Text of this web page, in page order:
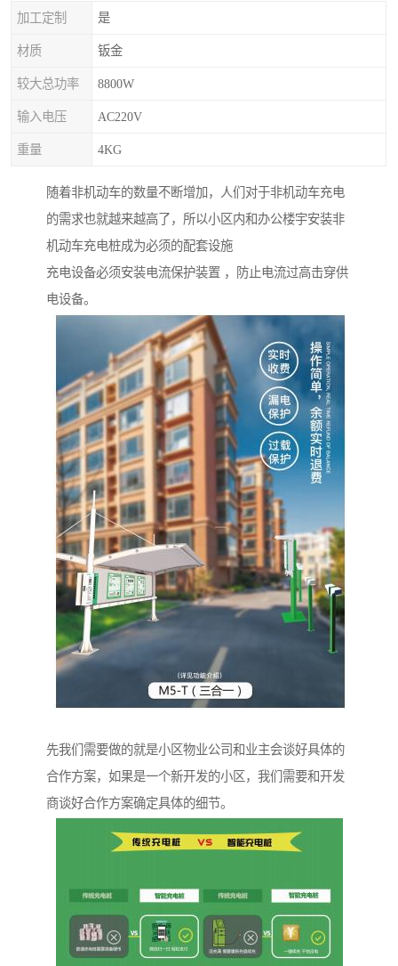
加工定制 是
材质 钣金
较大总功率 8800W
输入电压 AC220V
重量 4KG
随着非机动车的数量不断增加，人们对于非机动车充电
的需求也就越来越高了，所以小区内和办公楼宇安装非
机动车充电桩成为必须的配套设施
充电设备必须安装电流保护装置 ，防止电流过高击穿供
电设备。
先我们需要做的就是小区物业公司和业主会谈好具体的
合作方案，如果是一个新开发的小区，我们需要和开发
商谈好合作方案确定具体的细节。